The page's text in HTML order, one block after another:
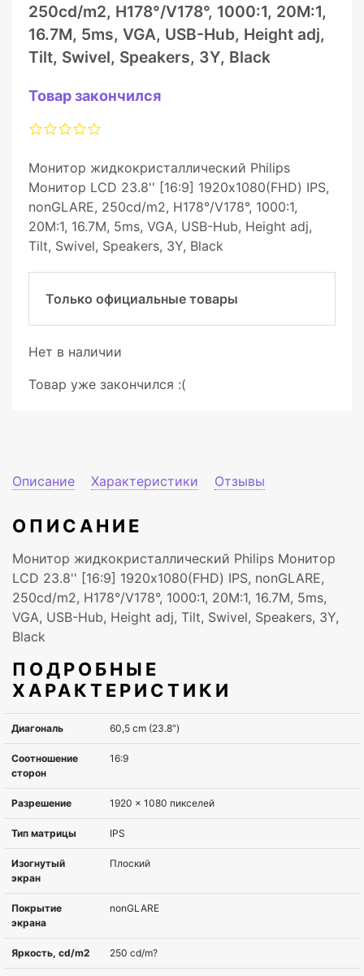
250cd/m2, H178°/V178°, 1000:1, 20M:1,
16.7M, 5ms, VGA, USB-Hub, Height adj,
Tilt, Swivel, Speakers, 3Y, Black
Товар закончился
Монитор жидкокристаллический Philips
Монитор LCD 23.8'' [16:9] 1920х1080(FHD) IPS,
nonGLARE, 250cd/m2, H178°/V178°, 1000:1,
20M:1, 16.7M, 5ms, VGA, USB-Hub, Height adj,
Tilt, Swivel, Speakers, 3Y, Black
Только официальные товары
Нет в наличии
Товар уже закончился :(
Описание Характеристики Отзывы
ОПИСАНИЕ
Монитор жидкокристаллический Philips Монитор
LCD 23.8'' [16:9] 1920х1080(FHD) IPS, nonGLARE,
250cd/m2, H178°/V178°, 1000:1, 20M:1, 16.7M, 5ms,
VGA, USB-Hub, Height adj, Tilt, Swivel, Speakers, 3Y,
Black
ПОДРОБНЫЕ
ХАРАКТЕРИСТИКИ